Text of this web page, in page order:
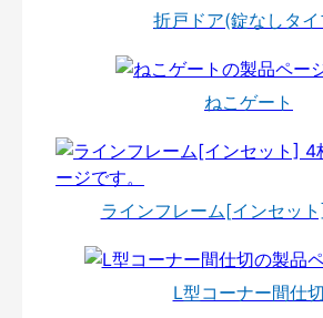
折戸ドア(錠なしタイ
ねこゲート
ラインフレーム[インセッ
L型コーナー間仕切